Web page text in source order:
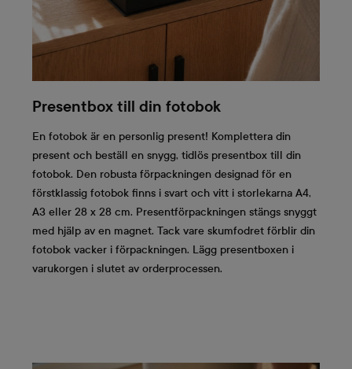
Presentbox till din fotobok
En fotobok är en personlig present! Komplettera din
present och beställ en snygg, tidlös presentbox till din
fotobok. Den robusta förpackningen designad för en
förstklassig fotobok finns i svart och vitt i storlekarna A4,
A3 eller 28 x 28 cm. Presentförpackningen stängs snyggt
med hjälp av en magnet. Tack vare skumfodret förblir din
fotobok vacker i förpackningen. Lägg presentboxen i
varukorgen i slutet av orderprocessen.